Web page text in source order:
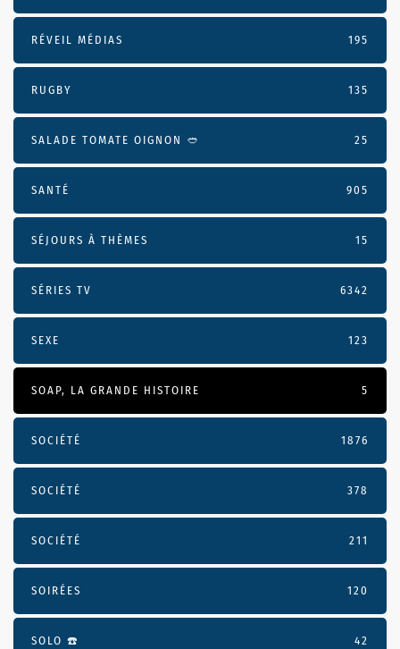
RÉVEIL MÉDIAS 195
RUGBY 135
SALADE TOMATE OIGNON 🥙 25
SANTÉ 905
SÉJOURS À THÈMES 15
SÉRIES TV 6342
SEXE 123
SOAP, LA GRANDE HISTOIRE 5
SOCIÉTÉ 1876
SOCIÉTÉ 378
SOCIÉTÉ 211
SOIRÉES 120
SOLO ☎️ 42